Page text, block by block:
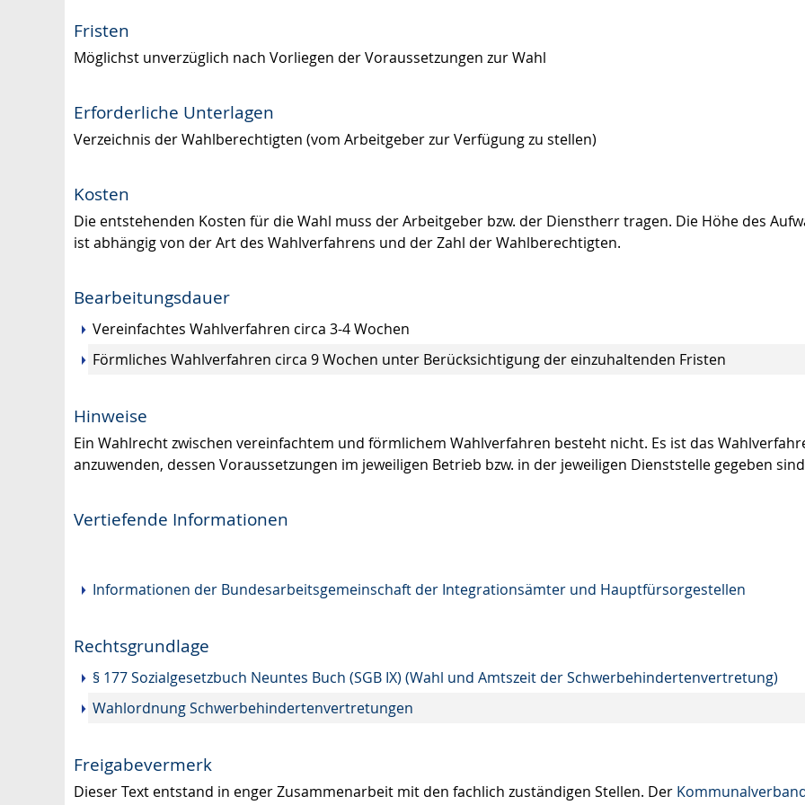
Fristen
Möglichst unverzüglich nach Vorliegen der Voraussetzungen zur Wahl
Erforderliche Unterlagen
Verzeichnis der Wahlberechtigten (vom Arbeitgeber zur Verfügung zu stellen)
Kosten
Die entstehenden Kosten für die Wahl muss der Arbeitgeber bzw. der Dienstherr tragen. Die Höhe des
ist abhängig von der Art des Wahlverfahrens und der Zahl der Wahlberechtigten.
Bearbeitungsdauer
Vereinfachtes Wahlverfahren circa 3-4 Wochen
Förmliches Wahlverfahren circa 9 Wochen unter Berücksichtigung der einzuhaltenden Fristen
Hinweise
Ein Wahlrecht zwischen vereinfachtem und förmlichem Wahlverfahren besteht nicht. Es ist das
anzuwenden, dessen Voraussetzungen im jeweiligen Betrieb bzw. in der jeweiligen Dienststelle gegeben
Vertiefende Informationen
Informationen der Bundesarbeitsgemeinschaft der Integrationsämter und Hauptfürsorgestellen
Rechtsgrundlage
§ 177 Sozialgesetzbuch Neuntes Buch (SGB IX) (Wahl und Amtszeit der Schwerbehindertenvertretung)
Wahlordnung Schwerbehindertenvertretungen
Freigabevermerk
Dieser Text entstand in enger Zusammenarbeit mit den fachlich zuständigen Stellen. Der